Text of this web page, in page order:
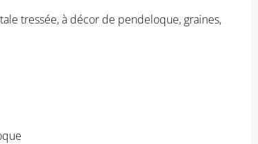
tressée, à décor de pendeloque, graines,